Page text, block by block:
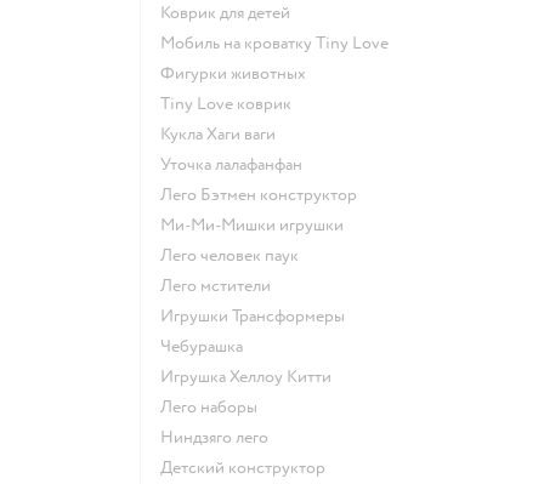
Коврик для детей
Мобиль на кроватку Tiny Love
Фигурки животных
Tiny Love коврик
Кукла Хаги ваги
Уточка лалафанфан
Лего Бэтмен конструктор
Ми-Ми-Мишки игрушки
Лего человек паук
Лего мстители
Игрушки Трансформеры
Чебурашка
Игрушка Хеллоу Китти
Лего наборы
Ниндзяго лего
Детский конструктор